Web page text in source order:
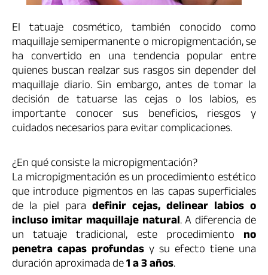
El tatuaje cosmético, también conocido como
maquillaje semipermanente o micropigmentación, se
ha convertido en una tendencia popular entre
quienes buscan realzar sus rasgos sin depender del
maquillaje diario. Sin embargo, antes de tomar la
decisión de tatuarse las cejas o los labios, es
importante conocer sus beneficios, riesgos y
cuidados necesarios para evitar complicaciones.
¿En qué consiste la micropigmentación?
La micropigmentación es un procedimiento estético
que introduce pigmentos en las capas superficiales
de la piel para definir cejas, delinear labios o
incluso imitar maquillaje natural. A diferencia de
un tatuaje tradicional, este procedimiento no
penetra capas profundas y su efecto tiene una
duración aproximada de1 a 3 años.